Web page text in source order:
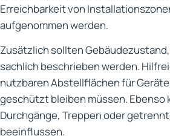
Erreichbarkeit von
aufgenommen werden.
Zusätzlich sollten
sachlich beschrieben werden.
nutzbaren Abstellflächen für
geschützt bleiben müssen.
Durchgänge, Treppen oder
beeinflussen.